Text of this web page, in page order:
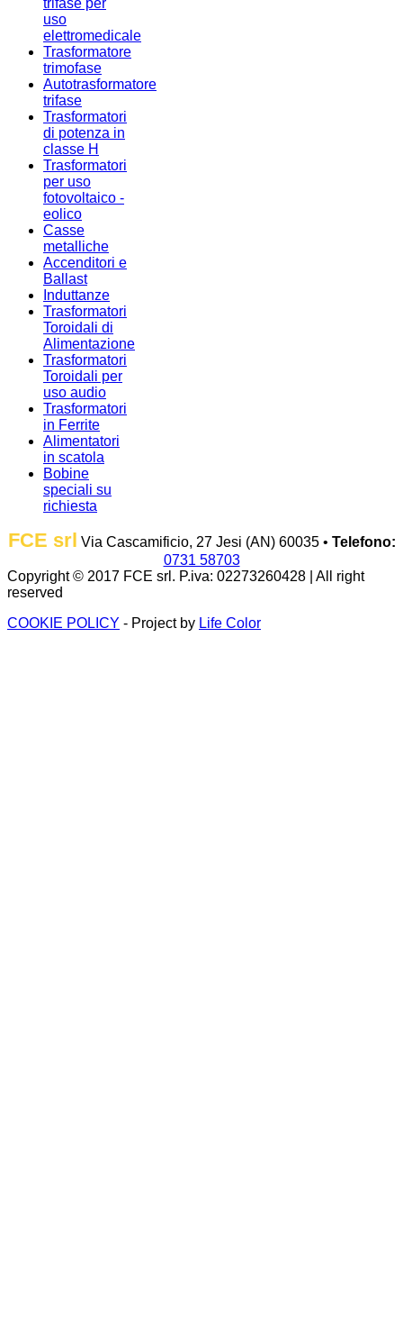
trifase per
uso
elettromedicale
Trasformatore
trimofase
Autotrasformatore
trifase
Trasformatori
di potenza in
classe H
Trasformatori
per uso
fotovoltaico -
eolico
Casse
metalliche
Accenditori e
Ballast
Induttanze
Trasformatori
Toroidali di
Alimentazione
Trasformatori
Toroidali per
uso audio
Trasformatori
in Ferrite
Alimentatori
in scatola
Bobine
speciali su
richiesta
FCE srl Via Cascamificio, 27 Jesi (AN) 60035 • Telefono:
0731 58703
Copyright © 2017 FCE srl. P.iva: 02273260428 | All right
reserved
COOKIE POLICY - Project by Life Color